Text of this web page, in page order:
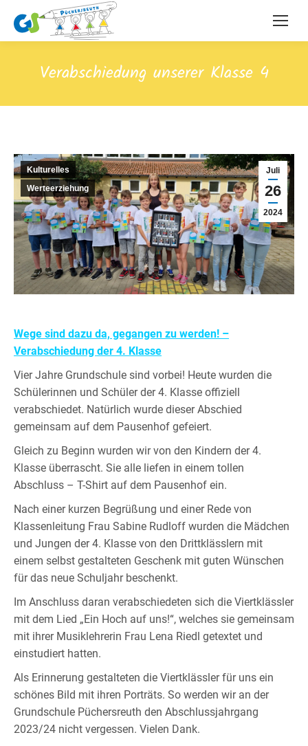
Verabschiedung unserer Klasse 4
Juli
26
2024
Kulturelles
Werteerziehung
Wege sind dazu da, gegangen zu werden! –
Verabschiedung der 4. Klasse
Vier Jahre Grundschule sind vorbei! Heute wurden die
Schülerinnen und Schüler der 4. Klasse offiziell
verabschiedet. Natürlich wurde dieser Abschied
gemeinsam auf dem Pausenhof gefeiert.
Gleich zu Beginn wurden wir von den Kindern der 4.
Klasse überrascht. Sie alle liefen in einem tollen
Abschluss – T-Shirt auf dem Pausenhof ein.
Nach einer kurzen Begrüßung und einer Rede von
Klassenleitung Frau Sabine Rudloff wurden die Mädchen
und Jungen der 4. Klasse von den Drittklässlern mit
einem selbst gestalteten Geschenk mit guten Wünschen
für das neue Schuljahr beschenkt.
Im Anschluss daran verabschiedeten sich die Viertklässler
mit dem Lied „Ein Hoch auf uns!“, welches sie gemeinsam
mit ihrer Musiklehrerin Frau Lena Riedl getextet und
einstudiert hatten.
Als Erinnerung gestalteten die Viertklässler für uns ein
schönes Bild mit ihren Porträts. So werden wir an der
Grundschule Püchersreuth den Abschlussjahrgang
2023/24 nicht vergessen. Vielen Dank.